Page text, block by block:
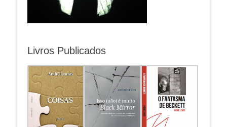
Livros Publicados